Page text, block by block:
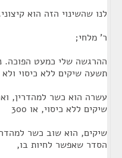
לנו שהשינוי הזה הוא
ר' מלחי;
ההרגשה שלי כמעט הפוכה.
תשעה שיקים ללא כיסוי ולא
עשרה הוא כשר למהדרין,
שיקים ללא כיסוי, או 300
שיקים, הוא שוב כשר
הסדר שאפשר לחיות בו,